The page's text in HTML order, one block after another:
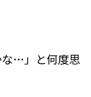
な…」と何度思